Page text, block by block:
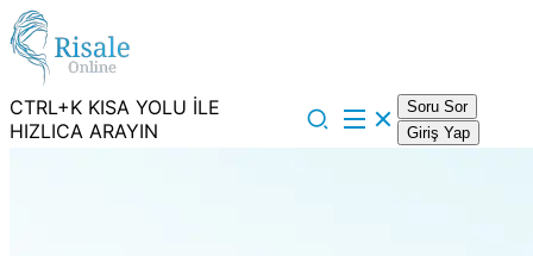
CTRL+K KISA YOLU İLE
HIZLICA ARAYIN
Soru Sor
Giriş Yap